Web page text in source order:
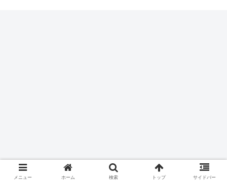
メニュー ホーム 検索 トップ サイドバー